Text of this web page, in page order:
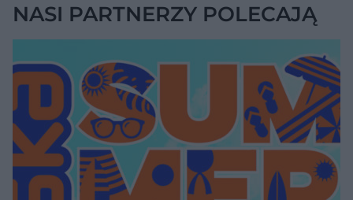
NASI PARTNERZY POLECAJĄ